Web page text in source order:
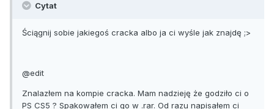
Cytat
Ściągnij sobie jakiegoś cracka albo ja ci wyśle jak znajdę ;>
@edit
Znalazłem na kompie cracka. Mam nadzieję że godziło ci o
PS CS5 ? Spakowałem ci go w .rar. Od razu napisałem ci